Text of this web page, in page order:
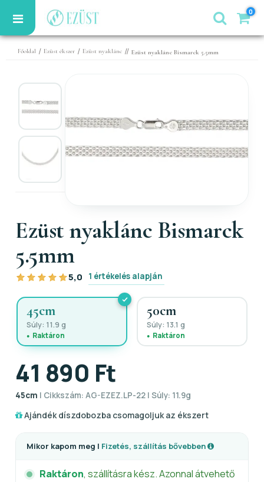
0
Főoldal / Ezüst ékszer / Ezüst nyaklánc // Ezüst nyaklánc Bismarck 5.5mm
Ezüst nyaklánc Bismarck
5.5mm
5,0 1 értékelés alapján
45cm
Súly: 11.9 g
Raktáron
50cm
Súly: 13.1 g
Raktáron
41 890 Ft
45cm | Cikkszám: AG-EZEZ.LP-22 | Súly: 11.9g
Ajándék díszdobozba csomagoljuk az ékszert
Mikor kapom meg | Fizetés, szállítás bővebben
Raktáron, szállításra kész. Azonnal átvehető